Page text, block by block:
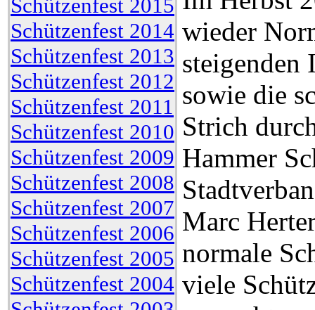
Schützenfest 2015
Schützenfest 2014
Schützenfest 2013
Schützenfest 2012
Schützenfest 2011
Schützenfest 2010
Schützenfest 2009
Schützenfest 2008
Schützenfest 2007
Schützenfest 2006
Schützenfest 2005
Schützenfest 2004
wieder
steigenden
sowie die
Strich
Hammer
Marc
normale
viele